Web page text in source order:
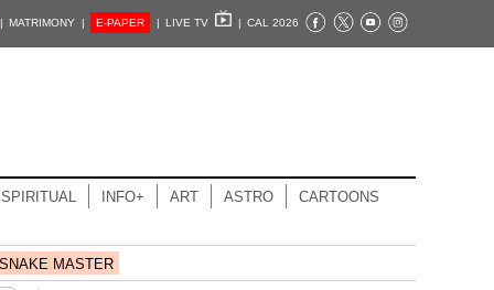
| MATRIMONY | E-PAPER | LIVE TV | CAL 2026
SPIRITUAL INFO+ ART ASTRO CARTOONS
SNAKE MASTER